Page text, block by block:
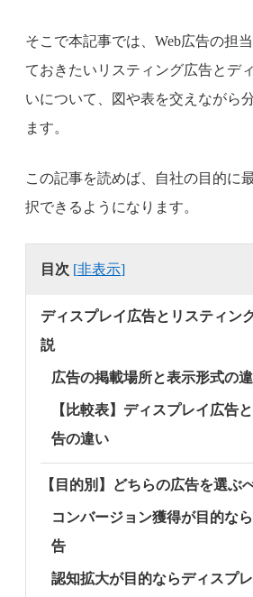
そこで本記事では、Web広告の担
ておきたいリスティング広告とデ
いについて、図や表を交えながら
ます。
この記事を読めば、自社の目的に
択できるようになります。
目次 [非表示]
ディスプレイ広告とリスティン
説
広告の掲載場所と表示形式の
【比較表】ディスプレイ広告
告の違い
【目的別】どちらの広告を選ぶ
コンバージョン獲得が目的な
告
認知拡大が目的ならディスプ